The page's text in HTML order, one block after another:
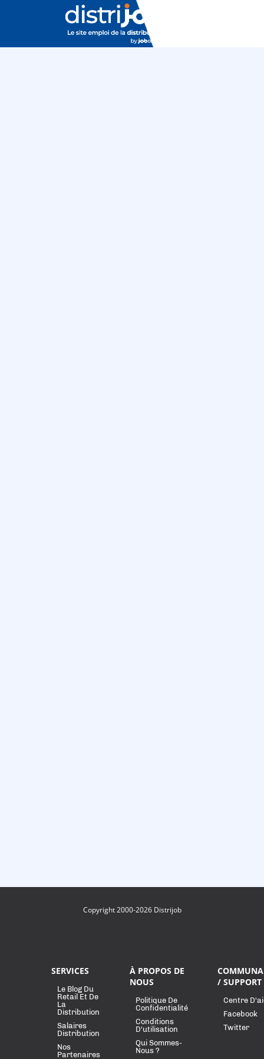
Copyright 2000-2026 Distrijob
SERVICES
Le Blog Du
Retail Et De
La
Distribution
Salaires
Distribution
Nos
Partenaires
À PROPOS DE
NOUS
Politique De
Confidentialité
Conditions
D'utilisation
Qui Sommes-
Nous ?
/ SUPPORT
Centre
Facebook
Twitter